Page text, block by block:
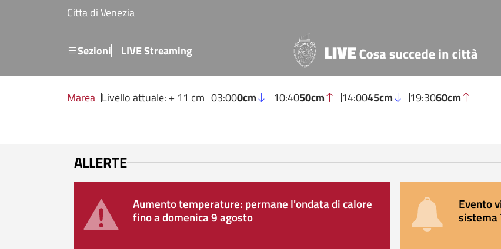
Salta al contenuto principale
Citta di Venezia
SezioniMenu secondario
LIVE Streaming
Marea Livello attuale: + 11 cm 03:000cm 10:4050cm 14:0045cm 19:3060cm
ALLERTE
Aumento temperature: permane l'ondata di calore
fino a domenica 9 agosto
Evento
sistema